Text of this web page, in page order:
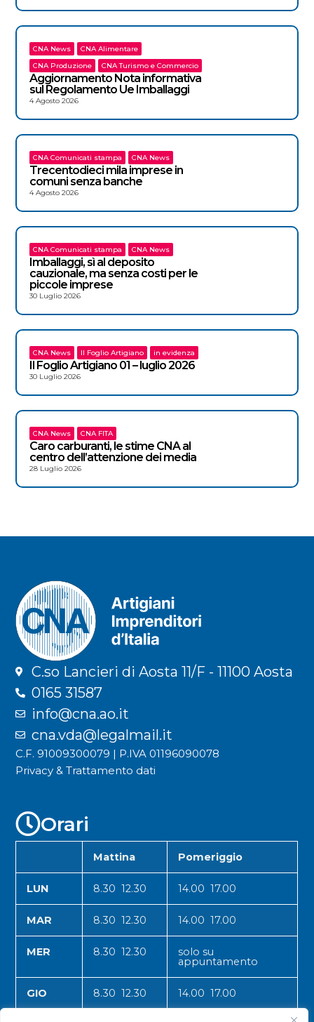
CNA News
CNA Alimentare
CNA Produzione
CNA Turismo e Commercio
Aggiornamento Nota informativa
sul Regolamento Ue Imballaggi
4 Agosto 2026
CNA Comunicati stampa CNA News
Trecentodieci mila imprese in
comuni senza banche
4 Agosto 2026
CNA Comunicati stampa CNA News
Imballaggi, sì al deposito
cauzionale, ma senza costi per le
piccole imprese
30 Luglio 2026
CNA News Il Foglio Artigiano in evidenza
Il Foglio Artigiano 01 – luglio 2026
30 Luglio 2026
CNA News CNA FITA
Caro carburanti, le stime CNA al
centro dell’attenzione dei media
28 Luglio 2026
C.so Lancieri di Aosta 11/F - 11100 Aosta
0165 31587
info@cna.ao.it
cna.vda@legalmail.it
C.F. 91009300079 | P.IVA 01196090078
Privacy & Trattamento dati
Orari
Mattina Pomeriggio
LUN 8.30 12.30 14.00 17.00
MAR 8.30 12.30 14.00 17.00
MER 8.30 12.30 solo su
appuntamento
GIO 8.30 12.30 14.00 17.00